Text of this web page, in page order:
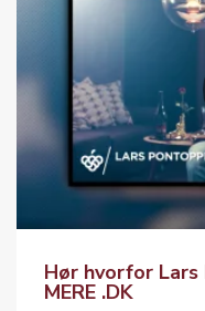
Hør hvorfor Lars
MERE .DK